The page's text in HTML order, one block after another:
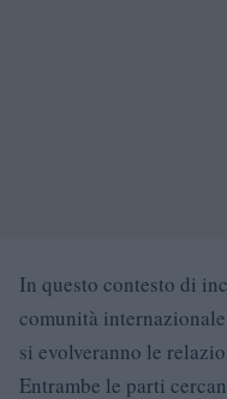
In questo contesto di
comunità
si evolveranno le
Entrambe le parti